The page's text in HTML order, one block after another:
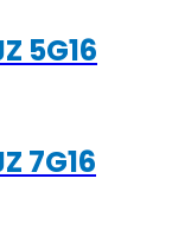
5G16
7G16